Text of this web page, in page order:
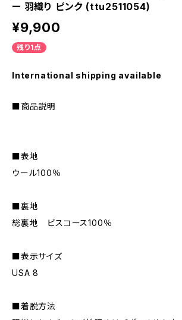
ー 羽織り ピンク (ttu2511054)
¥9,900
残り1点
International shipping available
■商品説明
■表地
ウール100％
■裏地
総裏地 ビスコース100％
■表示サイズ
USA 8
■着脱方法